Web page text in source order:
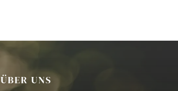
ÜBER UNS